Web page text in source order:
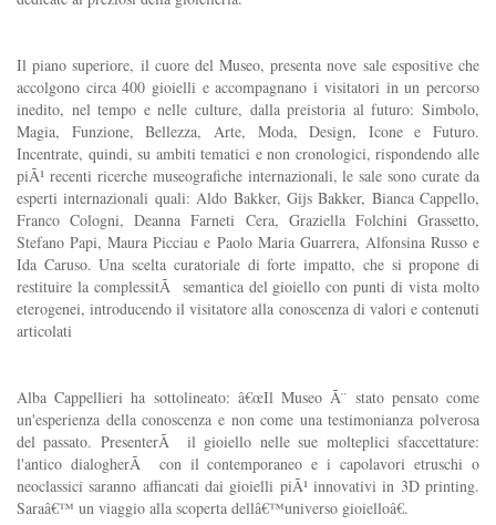
Il piano superiore, il cuore del Museo, presenta nove sale espositive che
accolgono circa 400 gioielli e accompagnano i visitatori in un percorso
inedito, nel tempo e nelle culture, dalla preistoria al futuro: Simbolo,
Magia, Funzione, Bellezza, Arte, Moda, Design, Icone e Futuro.
Incentrate, quindi, su ambiti tematici e non cronologici, rispondendo alle
piÃ¹ recenti ricerche museografiche internazionali, le sale sono curate da
esperti internazionali quali: Aldo Bakker, Gijs Bakker, Bianca Cappello,
Franco Cologni, Deanna Farneti Cera, Graziella Folchini Grassetto,
Stefano Papi, Maura Picciau e Paolo Maria Guarrera, Alfonsina Russo e
Ida Caruso. Una scelta curatoriale di forte impatto, che si propone di
restituire la complessitÃ semantica del gioiello con punti di vista molto
eterogenei, introducendo il visitatore alla conoscenza di valori e contenuti
articolati
Alba Cappellieri ha sottolineato: â€œIl Museo Ã¨ stato pensato come
un'esperienza della conoscenza e non come una testimonianza polverosa
del passato. PresenterÃ il gioiello nelle sue molteplici sfaccettature:
l'antico dialogherÃ con il contemporaneo e i capolavori etruschi o
neoclassici saranno affiancati dai gioielli piÃ¹ innovativi in 3D printing.
Saraâ€™ un viaggio alla scoperta dellâ€™universo gioielloâ€.